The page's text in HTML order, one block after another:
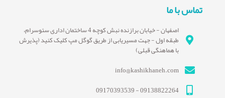
تماس با ما
اصفهان - خیابان برازنده نبش کوچه 4 ساختمان اداری سئوسرام،
طبقه اول - جهت مسیریابی از طریق گوگل مپ کلیک کنید (پذیرش
با هماهنگی قبلی)
info@kashikhaneh.com
09138822264 - 09170393539